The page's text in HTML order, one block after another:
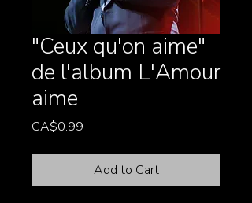
"Ceux qu'on aime"
de l'album L'Amour
aime
CA$0.99
Add to Cart